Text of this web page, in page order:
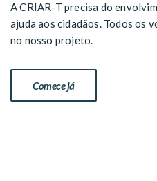
A CRIAR-T precisa do
ajuda aos cidadãos. Todos os
no nosso projeto.
Comece já